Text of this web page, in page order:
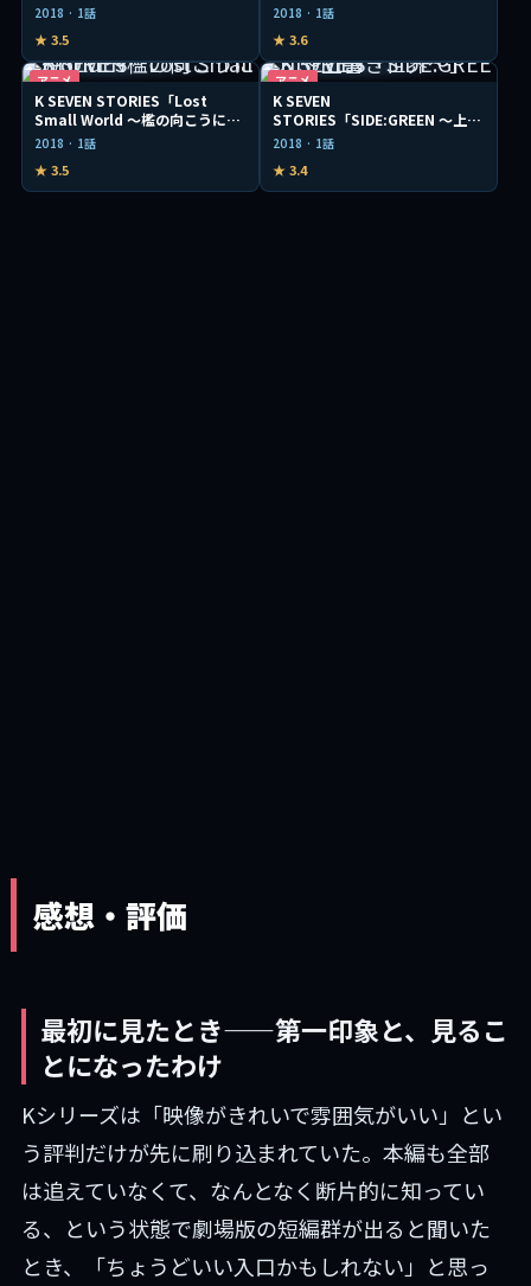
2018 · 1話
★ 3.5
2018 · 1話
★ 3.6
アニメ
K SEVEN STORIES「Lost
Small World ～檻の向こうに
～」
2018 · 1話
★ 3.5
アニメ
K SEVEN
STORIES「SIDE:GREEN ～上書
き世界～」
2018 · 1話
★ 3.4
感想・評価
最初に見たとき——第一印象と、見るこ
とになったわけ
Kシリーズは「映像がきれいで雰囲気がいい」とい
う評判だけが先に刷り込まれていた。本編も全部
は追えていなくて、なんとなく断片的に知ってい
る、という状態で劇場版の短編群が出ると聞いた
とき、「ちょうどいい入口かもしれない」と思っ